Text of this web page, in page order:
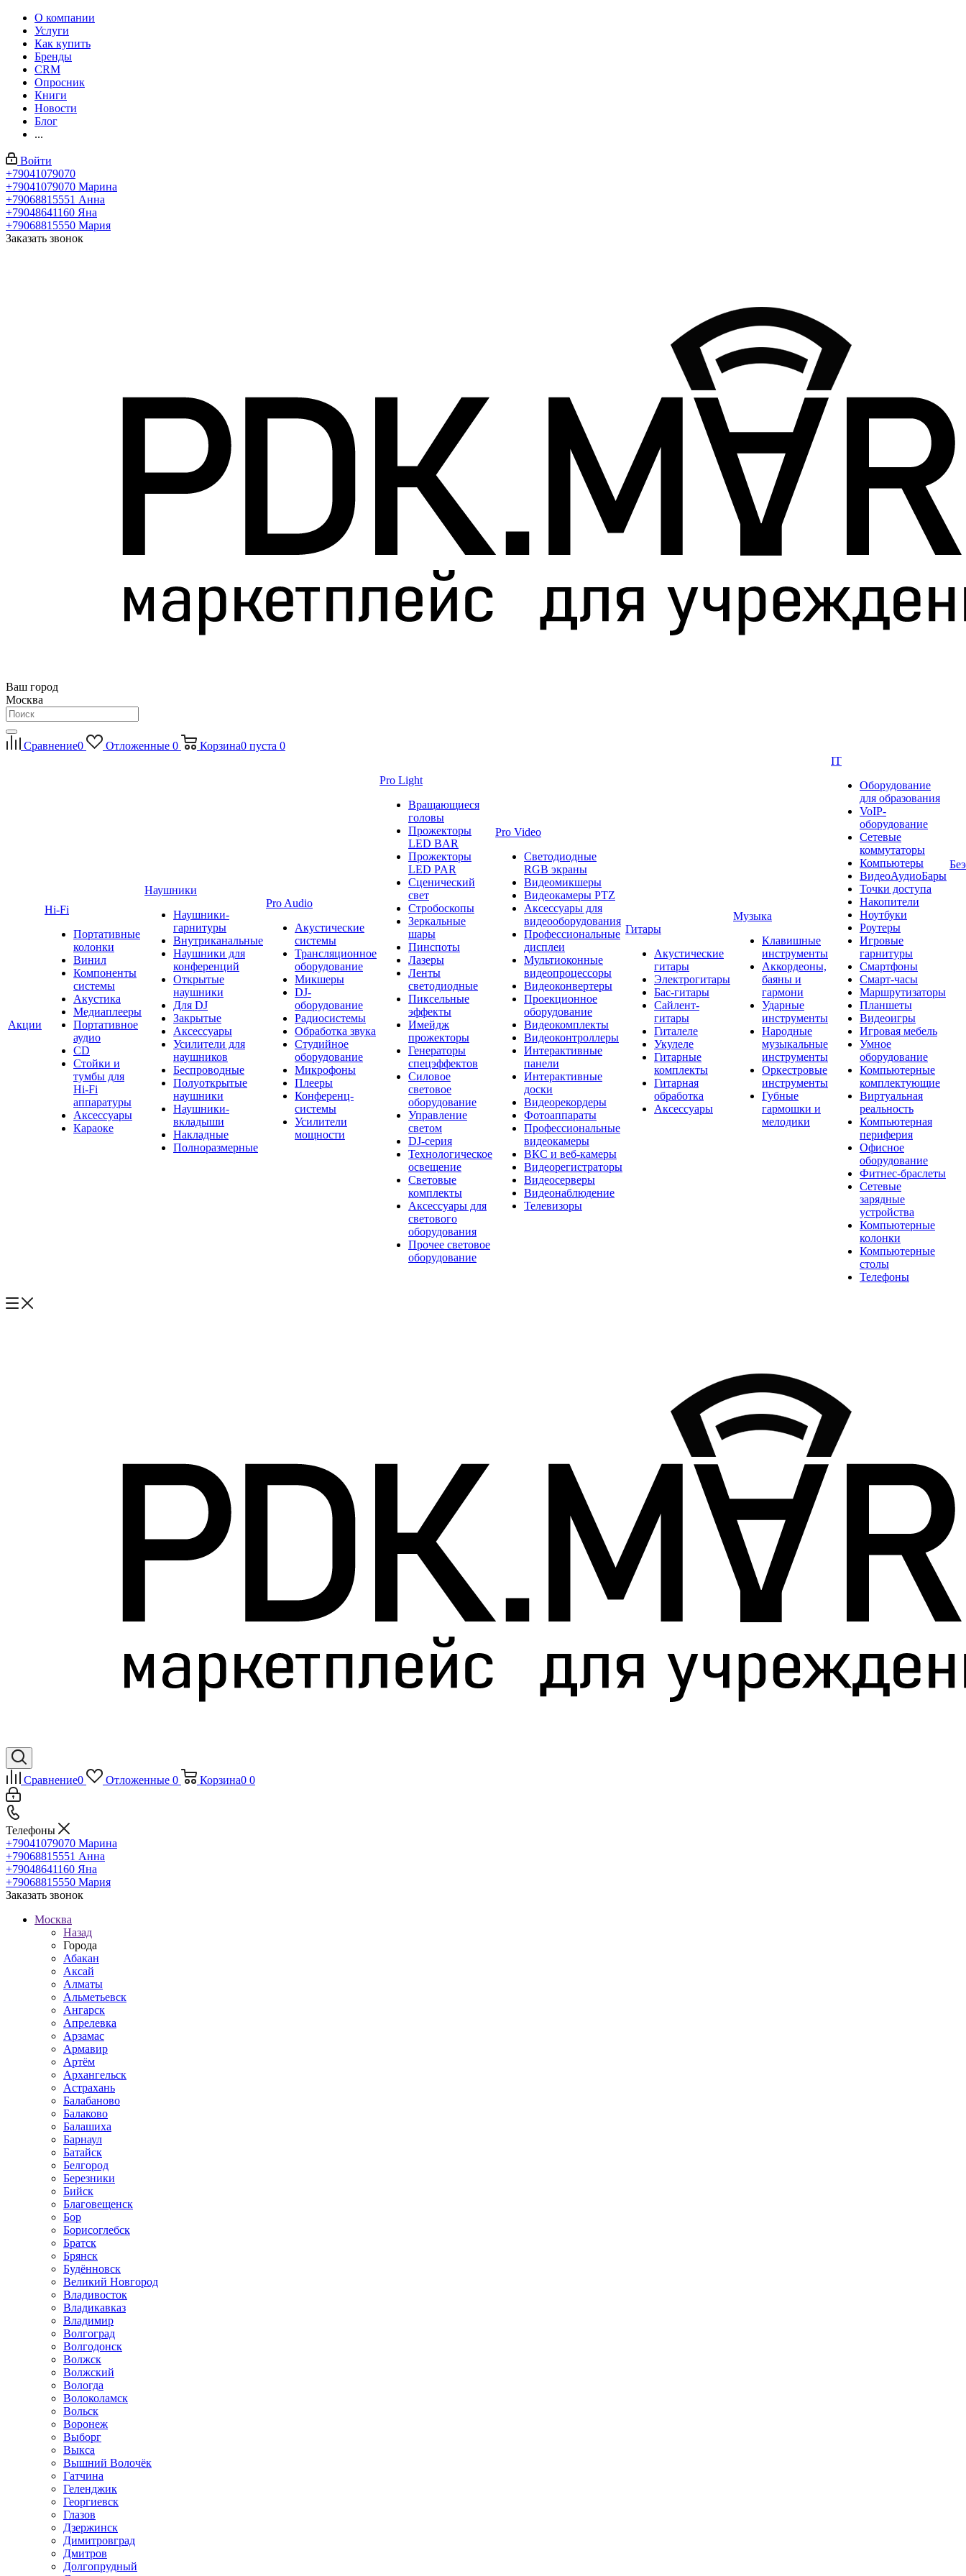
О компании
Услуги
Как купить
Бренды
CRM
Опросник
Книги
Новости
Блог
...
Войти
+79041079070
+79041079070 Марина
+79068815551 Анна
+79048641160 Яна
+79068815550 Мария
Заказать звонок
Ваш город
Москва
Сравнение0 Отложенные 0 Корзина0 пуста 0
Акции
Hi-Fi
Портативные
колонки
Винил
Компоненты
системы
Акустика
Медиаплееры
Портативное
аудио
CD
Стойки и
тумбы для
Hi-Fi
аппаратуры
Аксессуары
Караоке
Наушники
Наушники-
гарнитуры
Внутриканальные
Наушники для
конференций
Открытые
наушники
Для DJ
Закрытые
Аксессуары
Усилители для
наушников
Беспроводные
Полуоткрытые
наушники
Наушники-
вкладыши
Накладные
Полноразмерные
Pro Audio
Акустические
системы
Трансляционное
оборудование
Микшеры
DJ-
оборудование
Радиосистемы
Обработка звука
Студийное
оборудование
Микрофоны
Плееры
Конференц-
системы
Усилители
мощности
Pro Light
Вращающиеся
головы
Прожекторы
LED BAR
Прожекторы
LED PAR
Сценический
свет
Стробоскопы
Зеркальные
шары
Пинспоты
Лазеры
Ленты
светодиодные
Пиксельные
эффекты
Имейдж
прожекторы
Генераторы
спецэффектов
Силовое
световое
оборудование
Управление
светом
DJ-серия
Технологическое
освещение
Световые
комплекты
Аксессуары для
светового
оборудования
Прочее световое
оборудование
Pro Video
Светодиодные
RGB экраны
Видеомикшеры
Видеокамеры PTZ
Аксессуары для
видеооборудования
Профессиональные
дисплеи
Мультиоконные
видеопроцессоры
Видеоконвертеры
Проекционное
оборудование
Видеокомплекты
Видеоконтроллеры
Интерактивные
панели
Интерактивные
доски
Видеорекордеры
Фотоаппараты
Профессиональные
видеокамеры
ВКС и веб-камеры
Видеорегистраторы
Видеосерверы
Видеонаблюдение
Телевизоры
Гитары
Акустические
гитары
Электрогитары
Бас-гитары
Сайлент-
гитары
Гиталеле
Укулеле
Гитарные
комплекты
Гитарная
обработка
Аксессуары
Музыка
Клавишные
инструменты
Аккордеоны,
баяны и
гармони
Ударные
инструменты
Народные
музыкальные
инструменты
Оркестровые
инструменты
Губные
гармошки и
мелодики
IT
Оборудование
для образования
VoIP-
оборудование
Сетевые
коммутаторы
Компьютеры
ВидеоАудиоБары
Точки доступа
Накопители
Ноутбуки
Роутеры
Игровые
гарнитуры
Смартфоны
Смарт-часы
Маршрутизаторы
Планшеты
Видеоигры
Игровая мебель
Умное
оборудование
Компьютерные
комплектующие
Виртуальная
реальность
Компьютерная
периферия
Офисное
оборудование
Фитнес-браслеты
Сетевые
зарядные
устройства
Компьютерные
колонки
Компьютерные
столы
Телефоны
Сравнение0 Отложенные 0 Корзина0 0
Телефоны
+79041079070 Марина
+79068815551 Анна
+79048641160 Яна
+79068815550 Мария
Заказать звонок
Москва
Назад
Города
Абакан
Аксай
Алматы
Альметьевск
Ангарск
Апрелевка
Арзамас
Армавир
Артём
Архангельск
Астрахань
Балабаново
Балаково
Балашиха
Барнаул
Батайск
Белгород
Березники
Бийск
Благовещенск
Бор
Борисоглебск
Братск
Брянск
Будённовск
Великий Новгород
Владивосток
Владикавказ
Владимир
Волгоград
Волгодонск
Волжск
Волжский
Вологда
Волоколамск
Вольск
Воронеж
Выборг
Выкса
Вышний Волочёк
Гатчина
Геленджик
Георгиевск
Глазов
Дзержинск
Димитровград
Дмитров
Долгопрудный